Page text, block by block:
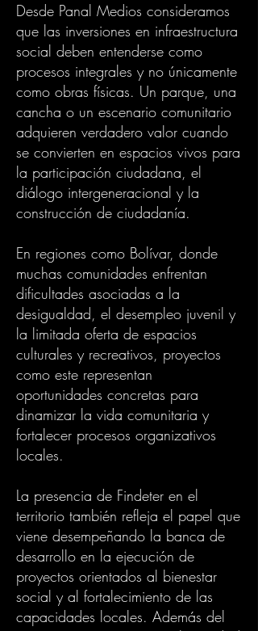
Desde Panal Medios consideramos
que las inversiones en infraestructura
social deben entenderse como
procesos integrales y no únicamente
como obras físicas. Un parque, una
cancha o un escenario comunitario
adquieren verdadero valor cuando
se convierten en espacios vivos para
la participación ciudadana, el
diálogo intergeneracional y la
construcción de ciudadanía.
En regiones como Bolívar, donde
muchas comunidades enfrentan
dificultades asociadas a la
desigualdad, el desempleo juvenil y
la limitada oferta de espacios
culturales y recreativos, proyectos
como este representan
oportunidades concretas para
dinamizar la vida comunitaria y
fortalecer procesos organizativos
locales.
La presencia de Findeter en el
territorio también refleja el papel que
viene desempeñando la banca de
desarrollo en la ejecución de
proyectos orientados al bienestar
social y al fortalecimiento de las
capacidades locales. Además del